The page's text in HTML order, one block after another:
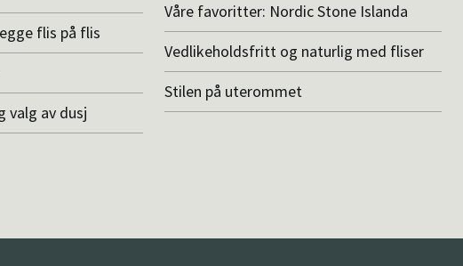
flis på flis
valg av dusj
Våre favoritter: Nordic Stone Islanda
Vedlikeholdsfritt og naturlig med fliser
Stilen på uterommet